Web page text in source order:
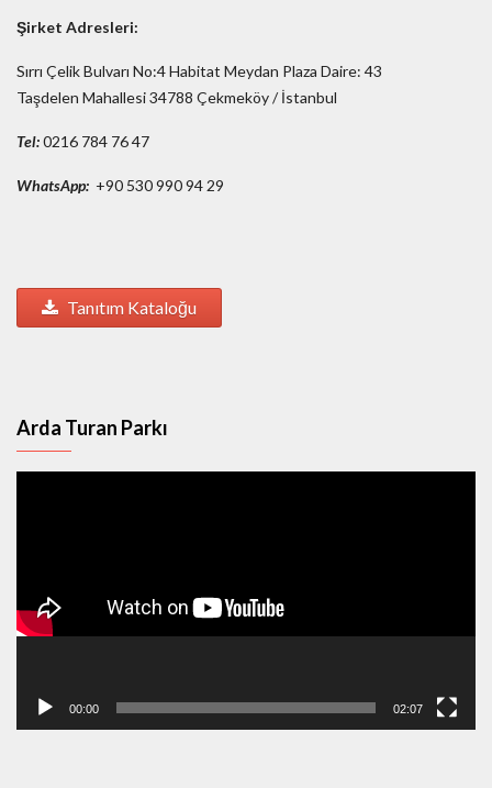
Şirket Adresleri:
Sırrı Çelik Bulvarı No:4 Habitat Meydan Plaza Daire: 43
Taşdelen Mahallesi 34788 Çekmeköy / İstanbul
Tel:0216 784 76 47
WhatsApp: +90 530 990 94 29
Tanıtım Kataloğu
Arda Turan Parkı
00:00 02:07